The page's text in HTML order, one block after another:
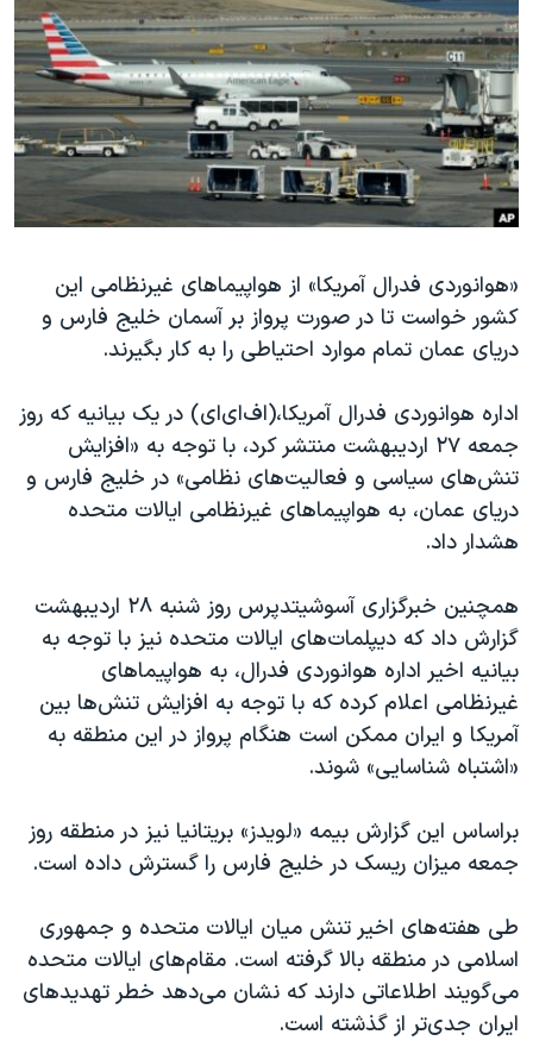
فرهنگ و زندگی
حقوق شهروندی
اقتصادی
علم و فناوری
اسرائیل در جنگ
آرشیو پخش زنده
مستندها
انتخابات ریاست جمهوری آمریکا ۲۰۲۴
حمله جمهوری اسلامی به اسرائیل
رمز مهسا
ورزش زنان در ایران
مجموعه مستندهای دادخواهی
تریبونال مردمی آبان ۹۸
دادگاه حمید نوری
چهل سال گروگان‌گیری
قانون شفافیت دارائی کادر رهبری ایران
اعتراضات مردمی آبان ۹۸
اسرائیل در جنگ
همایش محافظه‌کاران آمریکا «سی‌پک»
صفحه‌های ویژه
سفر پرزیدنت ترامپ به چین
دنبال کنید
زبانهای مختلف
«هوانوردی فدرال آمریکا» از هواپیماهای غیرنظامی این
کشور خواست تا در صورت پرواز بر آسمان خلیج فارس و
دریای عمان تمام موارد احتیاطی را به کار بگیرند.
اداره هوانوردی فدرال آمریکا،(اف‌ای‌ای) در یک بیانیه که روز
جمعه ۲۷ اردیبهشت منتشر کرد، با توجه به «افزایش
تنش‌های سیاسی و فعالیت‌های نظامی» در خلیج فارس و
دریای عمان، به هواپیماهای غیرنظامی ایالات متحده
هشدار داد.
همچنین خبرگزاری آسوشیتدپرس روز شنبه ۲۸ اردیبهشت
گزارش داد که دیپلمات‌های ایالات متحده نیز با توجه به
بیانیه اخیر اداره هوانوردی فدرال، به هواپیماهای
غیرنظامی اعلام کرده که با توجه به افزایش تنش‌ها بین
آمریکا و ایران ممکن است هنگام پرواز در این منطقه به
«اشتباه شناسایی» شوند.
براساس این گزارش بیمه «لویدز» بریتانیا نیز در منطقه روز
جمعه میزان ریسک در خلیج فارس را گسترش داده است.
طی هفته‌های اخیر تنش میان ایالات متحده و جمهوری
اسلامی در منطقه بالا گرفته است. مقام‌های ایالات متحده
می‌گویند اطلاعاتی دارند که نشان می‌دهد خطر تهدیدهای
ایران جدی‌تر از گذشته است.